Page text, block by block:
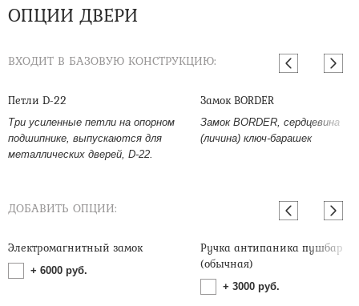
ОПЦИИ ДВЕРИ
ВХОДИТ В БАЗОВУЮ КОНСТРУКЦИЮ:
Петли D-22
Три усиленные петли на опорном
подшипнике, выпускаются для
металлических дверей, D-22.
Замок BORDER
Замок BORDER, сердцевина
(личина) ключ-барашек
ДОБАВИТЬ ОПЦИИ:
Электромагнитный замок
+ 6000 руб.
Ручка антипаника пушбар
(обычная)
+ 3000 руб.